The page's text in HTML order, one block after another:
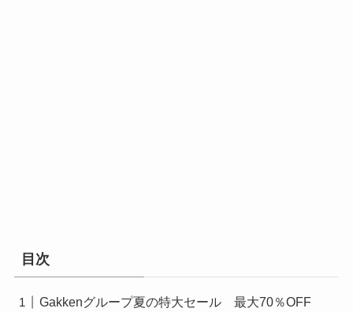
目次
Gakkenグループ夏の特大セール 最大70％OFF